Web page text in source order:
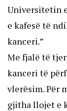
Universitetin
e kafesë të
kanceri.”
Me fjalë të
kanceri të
vlerësim. Për
gjitha llojet e